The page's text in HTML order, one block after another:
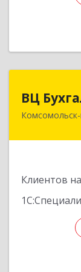
ВЦ
Клиентов
681000,